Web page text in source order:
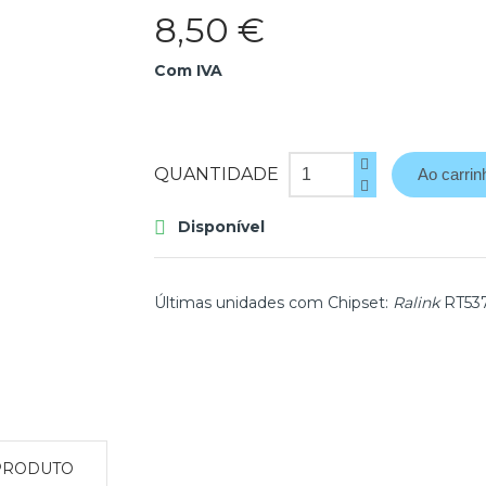
8,50 €
Com IVA
QUANTIDADE Ao
 Disponível
Últimas unidades com Chipset: Ralink